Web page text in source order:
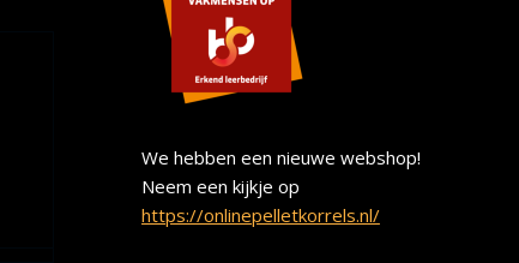
We hebben een nieuwe webshop!
Neem een kijkje op
https://onlinepelletkorrels.nl/